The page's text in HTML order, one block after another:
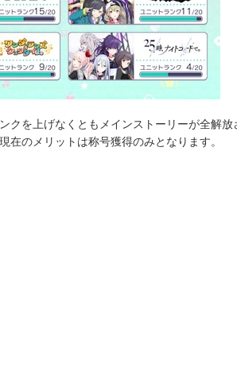
クを上げなくともメインストーリーが全解放
在のメリットは称号獲得のみとなります。